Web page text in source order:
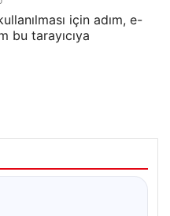
için adım, e-
bu tarayıcıya